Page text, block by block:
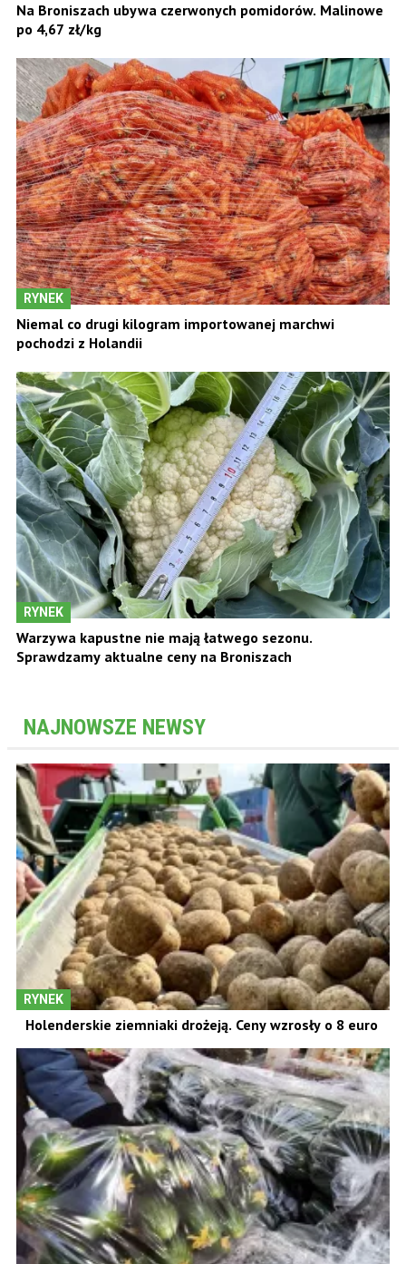
Na Broniszach ubywa czerwonych pomidorów. Malinowe
po 4,67 zł/kg
RYNEK
Niemal co drugi kilogram importowanej marchwi
pochodzi z Holandii
RYNEK
Warzywa kapustne nie mają łatwego sezonu.
Sprawdzamy aktualne ceny na Broniszach
NAJNOWSZE NEWSY
RYNEK
Holenderskie ziemniaki drożeją. Ceny wzrosły o 8 euro